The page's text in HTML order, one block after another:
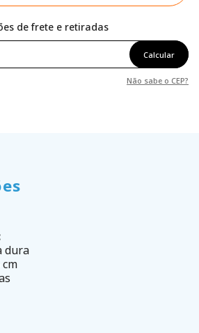
de frete e retiradas
Calcular
Não sabe o CEP?
dura
cm